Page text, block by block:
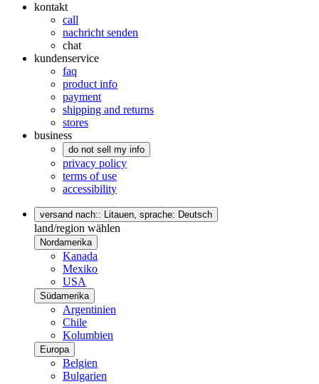
kontakt
call
nachricht senden
chat
kundenservice
faq
product info
payment
shipping and returns
stores
business
do not sell my info
privacy policy
terms of use
accessibility
versand nach:: Litauen, sprache: Deutsch
land/region wählen
Nordamerika
Kanada
Mexiko
USA
Südamerika
Argentinien
Chile
Kolumbien
Europa
Belgien
Bulgarien